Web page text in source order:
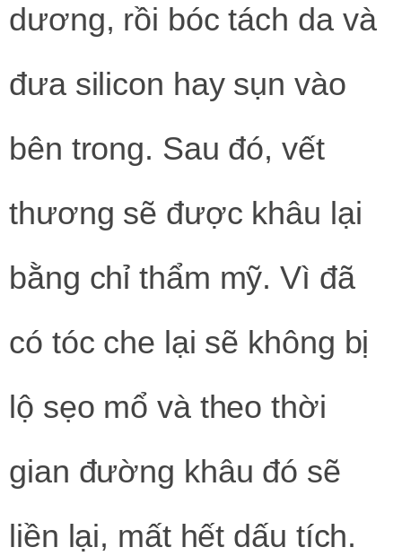
dương, rồi bóc tách da và
đưa silicon hay sụn vào
bên trong. Sau đó, vết
thương sẽ được khâu lại
bằng chỉ thẩm mỹ. Vì đã
có tóc che lại sẽ không bị
lộ sẹo mổ và theo thời
gian đường khâu đó sẽ
liền lại, mất hết dấu tích.